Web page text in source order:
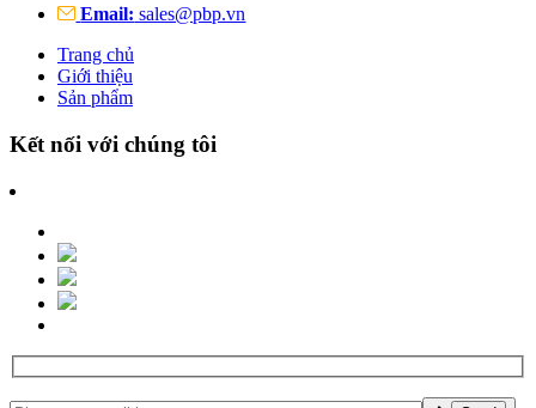
Email: sales@pbp.vn
Trang chủ
Giới thiệu
Sản phẩm
Kết nối với chúng tôi